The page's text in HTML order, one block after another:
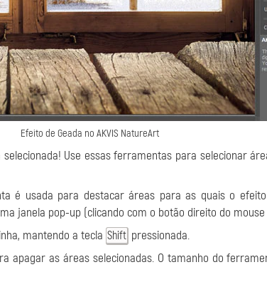
Efeito de Geada no AKVIS NatureArt
Use essas ferramentas para selecionar
é usada para destacar áreas para as quais o
janela pop-up (clicando com o botão direito do
mantendo a tecla Shift pressionada.
apagar as áreas selecionadas. O tamanho do